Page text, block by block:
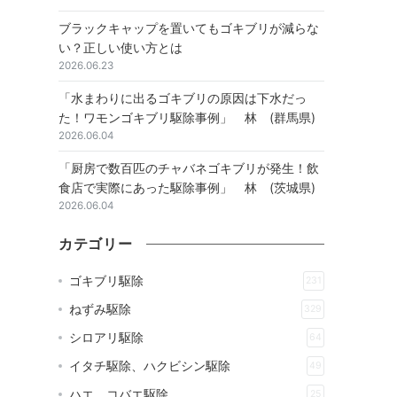
ブラックキャップを置いてもゴキブリが減らな
い？正しい使い方とは
2026.06.23
「水まわりに出るゴキブリの原因は下水だっ
た！ワモンゴキブリ駆除事例」 林 (群馬県)
2026.06.04
「厨房で数百匹のチャバネゴキブリが発生！飲
食店で実際にあった駆除事例」 林 (茨城県)
2026.06.04
カテゴリー
ゴキブリ駆除 231
ねずみ駆除 329
シロアリ駆除 64
イタチ駆除、ハクビシン駆除 49
ハエ、コバエ駆除 25